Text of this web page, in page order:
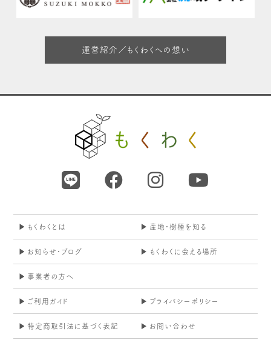
運営紹介／もくわくへの想い
もくわくとは 産地・樹種を知る
お知らせ・ブログ もくわくに会える場所
事業者の方へ
ご利用ガイド プライバシーポリシー
特定商取引法に基づく表記 お問い合わせ